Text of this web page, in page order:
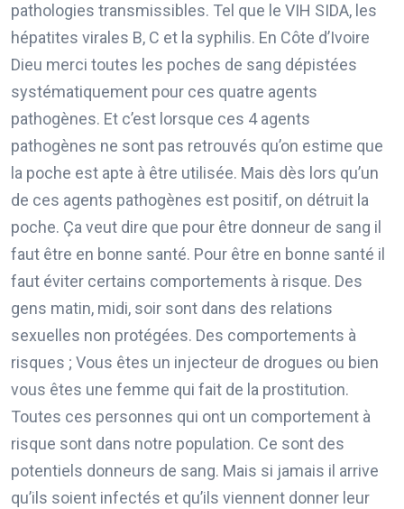
pathologies transmissibles. Tel que le VIH SIDA, les
hépatites virales B, C et la syphilis. En Côte d’Ivoire
Dieu merci toutes les poches de sang dépistées
systématiquement pour ces quatre agents
pathogènes. Et c’est lorsque ces 4 agents
pathogènes ne sont pas retrouvés qu’on estime que
la poche est apte à être utilisée. Mais dès lors qu’un
de ces agents pathogènes est positif, on détruit la
poche. Ça veut dire que pour être donneur de sang il
faut être en bonne santé. Pour être en bonne santé il
faut éviter certains comportements à risque. Des
gens matin, midi, soir sont dans des relations
sexuelles non protégées. Des comportements à
risques ; Vous êtes un injecteur de drogues ou bien
vous êtes une femme qui fait de la prostitution.
Toutes ces personnes qui ont un comportement à
risque sont dans notre population. Ce sont des
potentiels donneurs de sang. Mais si jamais il arrive
qu’ils soient infectés et qu’ils viennent donner leur